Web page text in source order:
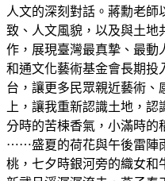
人文的深刻對話。蔣勳老師
致、人文風貌，以及與土地
作，展現臺灣最真摯、最動
和通文化藝術基金會長期投
台，讓更多民眾親近藝術、
上，讓我重新認識土地，
分時的苦楝香氣，小滿時的
⋯⋯盛夏的荷花與午後雷陣
桃，七夕時銀河旁的織女